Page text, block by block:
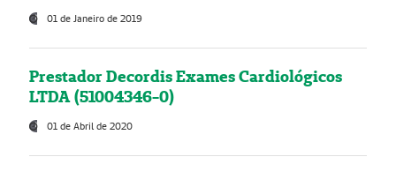
01 de Janeiro de 2019
Prestador Decordis Exames Cardiológicos
LTDA (51004346-0)
01 de Abril de 2020